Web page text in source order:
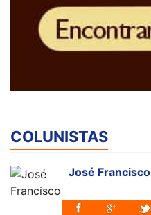
COLUNISTAS
José Francisco